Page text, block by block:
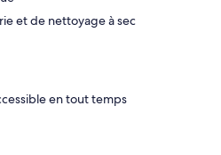
et de nettoyage à sec
en tout temps